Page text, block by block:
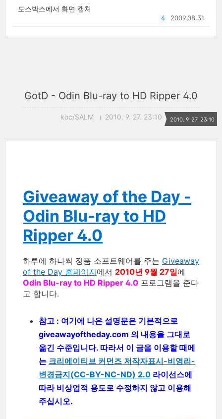
도스박스에서 화면 캡처
2009.08.31
4
GotD - Odin Blu-ray to HD Ripper 4.0
koc/SALM 2010. 9. 27. 23:10 2010. 9. 27. 23:10
Giveaway of the Day -
Odin Blu-ray to HD
Ripper 4.0
하루에 하나씩 정품 소프트웨어를 주는 Giveaway
of the Day 홈페이지에서 2010년 9월 27일에
Odin Blu-ray to HD Ripper 4.0 프로그램을 준다
고 합니다.
참고 : 여기에 나온 설명문은 기본적으로
giveawayoftheday.com 의 내용을 그대로
옮긴 수준입니다. 따라서 이 글을 이용할 때에
는 크리에이티브 커먼즈 저작자표시-비영리-
변경금지(CC-BY-NC-ND) 2.0 라이선스에
따라 비상업적 용도로 수정하지 않고 이용해
주십시오.